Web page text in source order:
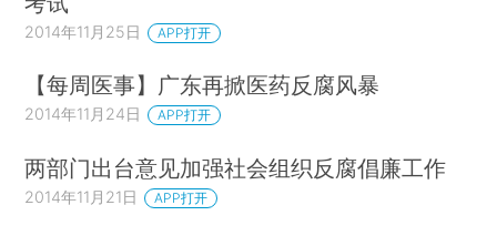
2014年11月25日 APP打开
【每周医事】广东再掀医药反腐风暴
2014年11月24日 APP打开
两部门出台意见加强社会组织反腐倡廉工作
2014年11月21日 APP打开